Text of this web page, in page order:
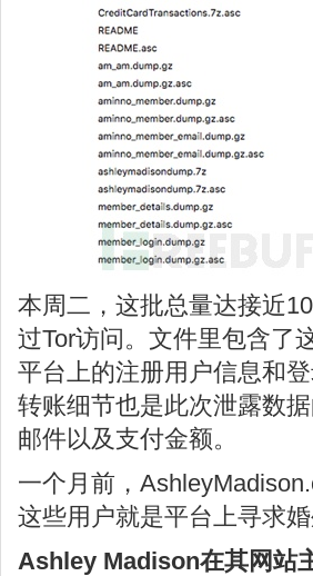
本周二，这批总量达接近
过Tor访问。文件里包含了
平台上的注册用户信息和
转账细节也是此次泄露数
邮件以及支付金额。
一个月前，
这些用户就是平台上寻求
Ashley Madison在其网站